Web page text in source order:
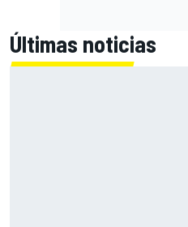
Últimas noticias